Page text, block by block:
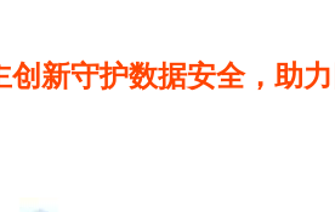
新守护数据安全，助